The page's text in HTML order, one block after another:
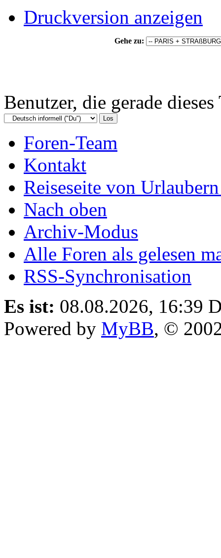
Druckversion anzeigen
Gehe zu:
Benutzer, die gerade
Foren-Team
Kontakt
Reiseseite von
Nach oben
Archiv-Modus
Alle Foren als gelesen
RSS-Synchronisation
Es ist: 08.08.2026, 16:39
Powered by MyBB, ©